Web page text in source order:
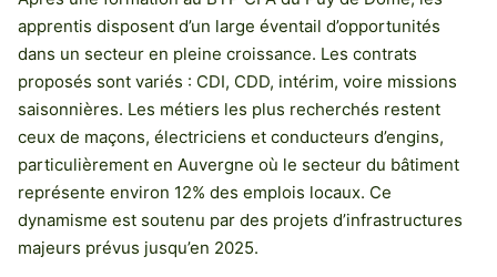
apprentis disposent d’un large éventail d’opportunités
dans un secteur en pleine croissance. Les contrats
proposés sont variés : CDI, CDD, intérim, voire missions
saisonnières. Les métiers les plus recherchés restent
ceux de maçons, électriciens et conducteurs d’engins,
particulièrement en Auvergne où le secteur du bâtiment
représente environ 12% des emplois locaux. Ce
dynamisme est soutenu par des projets d’infrastructures
majeurs prévus jusqu’en 2025.